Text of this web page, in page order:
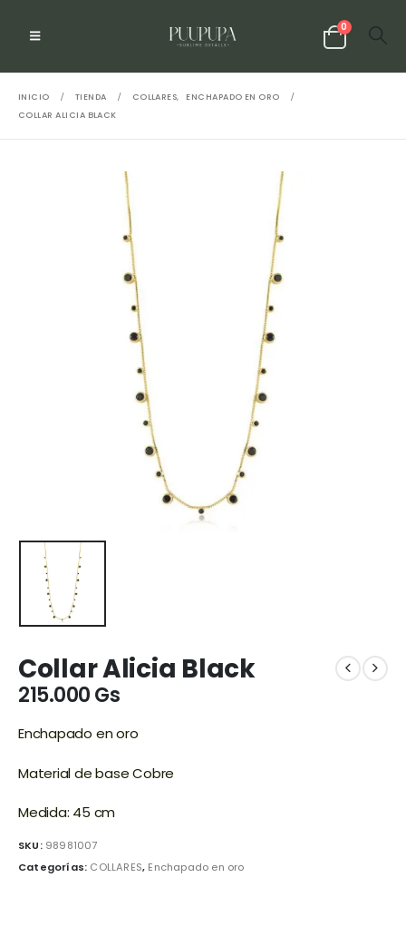
0
INICIO TIENDA COLLARES,
ENCHAPADO EN ORO
COLLAR ALICIA BLACK
Collar Alicia Black
215.000Gs
Enchapado en oro
Material de base Cobre
Medida: 45 cm
SKU: 98981007
Categorías: COLLARES, Enchapado en oro